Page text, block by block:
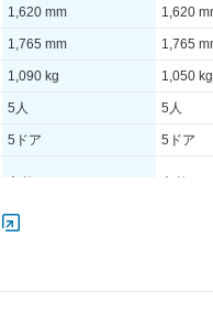
1,620 mm 1,620
1,765 mm 1,765
1,090 kg 1,050 kg
5人 5人
5ドア 5ドア
あり あり